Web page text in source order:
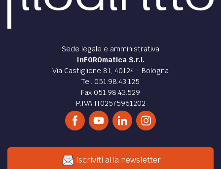
Sede legale e amministrativa
InFOROmatica S.r.l.
Via Castiglione 81, 40124 - Bologna
Tel. 051.98.43.125
Fax 051.98.43.529
P.IVA IT02575961202
Iscriviti alla newsletter